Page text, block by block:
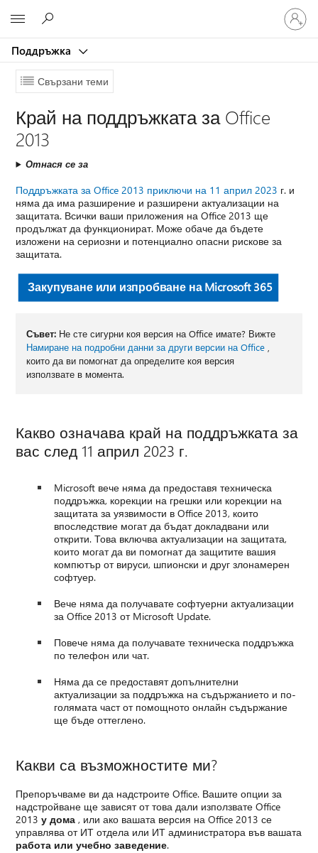
Поддръжка
Влезте
във
вашия
Свързани теми
Край на поддръжката за Office
2013
Отнася се за
Поддръжката за Office 2013 приключи на 11 април 2023 г. и
няма да има разширение и разширени актуализации на
защитата. Всички ваши приложения на Office 2013 ще
продължат да функционират. Може обаче да бъдете
изложени на сериозни и потенциално опасни рискове за
защитата.
Закупуване или изпробване на Microsoft 365
Съвет: Не сте сигурни коя версия на Office имате? Вижте
Намиране на подробни данни за други версии на Office,
които да ви помогнат да определите коя версия
използвате в момента.
Какво означава край на поддръжката за
вас след 11 април 2023 г.
Microsoft вече няма да предоставя техническа
поддръжка, корекции на грешки или корекции на
защитата за уязвимости в Office 2013, които
впоследствие могат да бъдат докладвани или
открити. Това включва актуализации на защитата,
които могат да ви помогнат да защитите вашия
компютър от вируси, шпионски и друг злонамерен
софтуер.
Вече няма да получавате софтуерни актуализации
за Office 2013 от Microsoft Update.
Повече няма да получавате техническа поддръжка
по телефон или чат.
Няма да се предоставят допълнителни
актуализации за поддръжка на съдържанието и по-
голямата част от помощното онлайн съдържание
ще бъде оттеглено.
Какви са възможностите ми?
Препоръчваме ви да надстроите Office. Вашите опции за
надстройване ще зависят от това дали използвате Office
2013у дома , или ако вашата версия на Office 2013 се
управлява от ИТ отдела или ИТ администратора във вашата
работа или учебно заведение.